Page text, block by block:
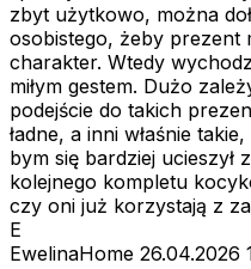
zbyt użytkowo, można
osobistego, żeby prezent
charakter. Wtedy
miłym gestem. Dużo
podejście do takich
ładne, a inni właśnie
bym się bardziej ucieszył
kolejnego kompletu
czy oni już korzystają z
E
EwelinaHome 26.04.2026